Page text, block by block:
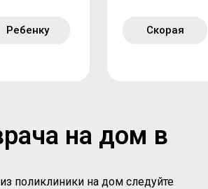
Ребенку Скорая
на дом в
поликлиники на дом следуйте